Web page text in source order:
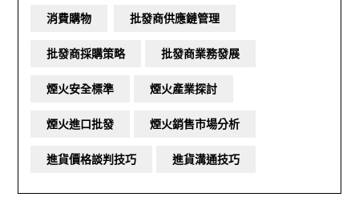
消費購物 批發商供應鏈管理
批發商採購策略 批發商業務發展
煙火安全標準 煙火產業探討
煙火進口批發 煙火銷售市場分析
進貨價格談判技巧 進貨溝通技巧